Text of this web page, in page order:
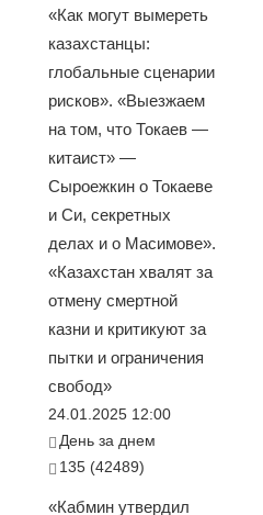
«Как могут вымереть
казахстанцы:
глобальные сценарии
рисков». «Выезжаем
на том, что Токаев —
китаист» —
Сыроежкин о Токаеве
и Си, секретных
делах и о Масимове».
«Казахстан хвалят за
отмену смертной
казни и критикуют за
пытки и ограничения
свобод»
24.01.2025 12:00
День за днем
135 (42489)
«Кабмин утвердил